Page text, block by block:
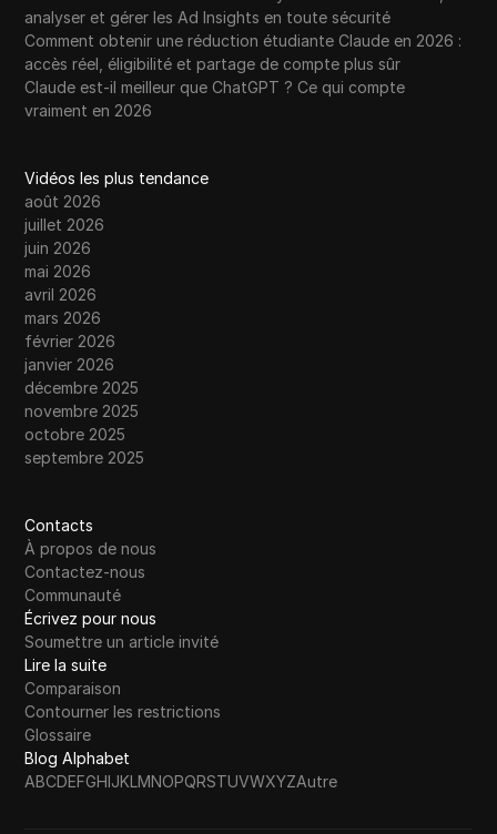
analyser et gérer les Ad Insights en toute sécurité
Comment obtenir une réduction étudiante Claude en 2026 :
accès réel, éligibilité et partage de compte plus sûr
Claude est-il meilleur que ChatGPT ? Ce qui compte
vraiment en 2026
Vidéos les plus tendance
août 2026
juillet 2026
juin 2026
mai 2026
avril 2026
mars 2026
février 2026
janvier 2026
décembre 2025
novembre 2025
octobre 2025
septembre 2025
Contacts
À propos de nous
Contactez-nous
Communauté
Écrivez pour nous
Soumettre un article invité
Lire la suite
Comparaison
Contourner les restrictions
Glossaire
Blog Alphabet
ABCDEFGHIJKLMNOPQRSTUVWXYZAutre